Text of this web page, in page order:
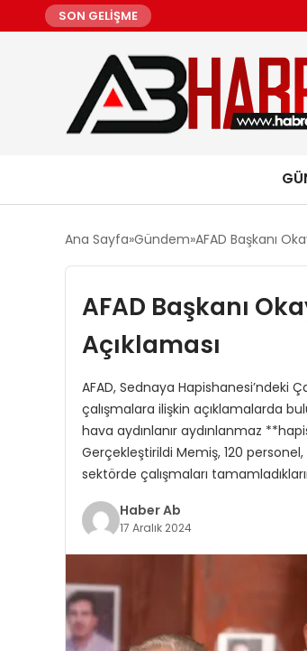
SON GELİŞME
Ana Sayfa Gündem AFAD Başkanı
AFAD Başkanı
Açıklaması
AFAD, Sednaya Hapishanesi’ndeki
çalışmalara ilişkin açıklamalarda
hava aydınlanır aydınlanmaz
Gerçekleştirildi Memiş, 120
sektörde çalışmaları
Haber Ab
17 Aralık 2024